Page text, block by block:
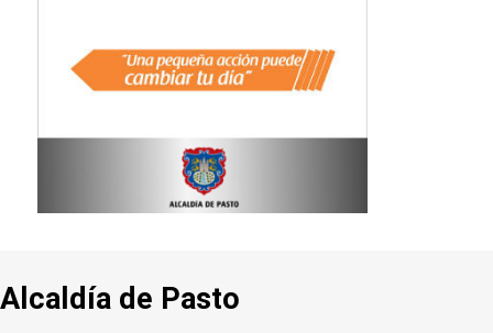
Alcaldía de Pasto